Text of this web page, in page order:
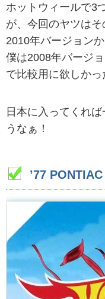
ホットウィールで3
が、今回のヤツは
2010年バージョン
僕は2008年バージ
で比較用に欲しかっ
日本に入ってくれ
うなぁ！
’77